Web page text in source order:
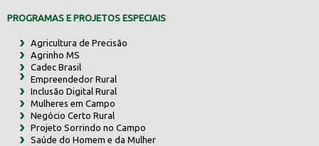
PROGRAMAS E PROJETOS ESPECIAIS
Agricultura de Precisão
Agrinho MS
Cadec Brasil
Empreendedor Rural
Inclusão Digital Rural
Mulheres em Campo
Negócio Certo Rural
Projeto Sorrindo no Campo
Saúde do Homem e da Mulher